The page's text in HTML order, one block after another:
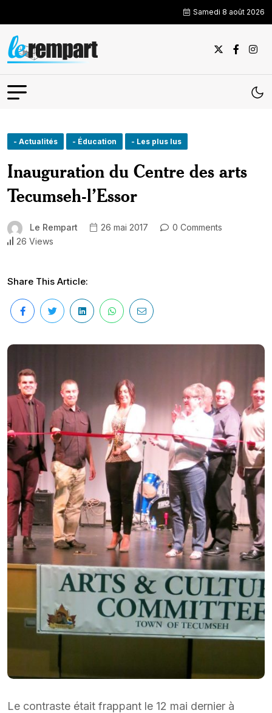
Samedi 8 août 2026
- Actualités - Éducation - Les plus lus
Inauguration du Centre des arts
Tecumseh-l’Essor
Le Rempart 26 mai 2017
0 Comments
26 Views
Share This Article:
Le contraste était frappant le 12 mai dernier à